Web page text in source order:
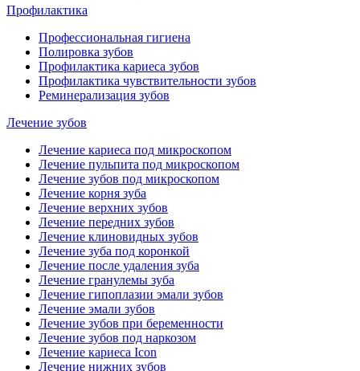
Профилактика
Профессиональная гигиена
Полировка зубов
Профилактика кариеса зубов
Профилактика чувствительности зубов
Реминерализация зубов
Лечение зубов
Лечение кариеса под микроскопом
Лечение пульпита под микроскопом
Лечение зубов под микроскопом
Лечение корня зуба
Лечение верхних зубов
Лечение передних зубов
Лечение клиновидных зубов
Лечение зуба под коронкой
Лечение после удаления зуба
Лечение гранулемы зуба
Лечение гипоплазии эмали зубов
Лечение эмали зубов
Лечение зубов при беременности
Лечение зубов под наркозом
Лечение кариеса Icon
Лечение нижних зубов